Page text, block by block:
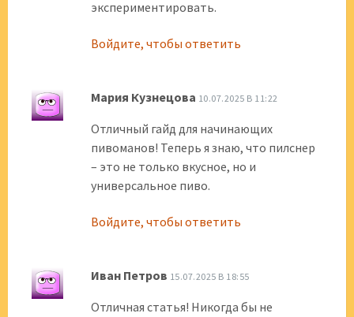
экспериментировать.
Войдите, чтобы ответить
Мария Кузнецова 10.07.2025 В 11:22
Отличный гайд для начинающих
пивоманов! Теперь я знаю, что пилснер
– это не только вкусное, но и
универсальное пиво.
Войдите, чтобы ответить
Иван Петров 15.07.2025 В 18:55
Отличная статья! Никогда бы не